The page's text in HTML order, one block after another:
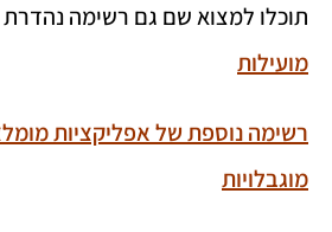
תוכלו למצוא שם גם רשימה
מועילות
רשימה נוספת של אפליקציות
מוגבלויות